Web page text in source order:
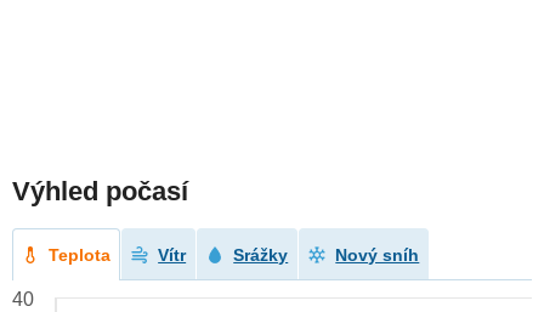
Výhled počasí
Teplota Vítr Srážky Nový sníh
40